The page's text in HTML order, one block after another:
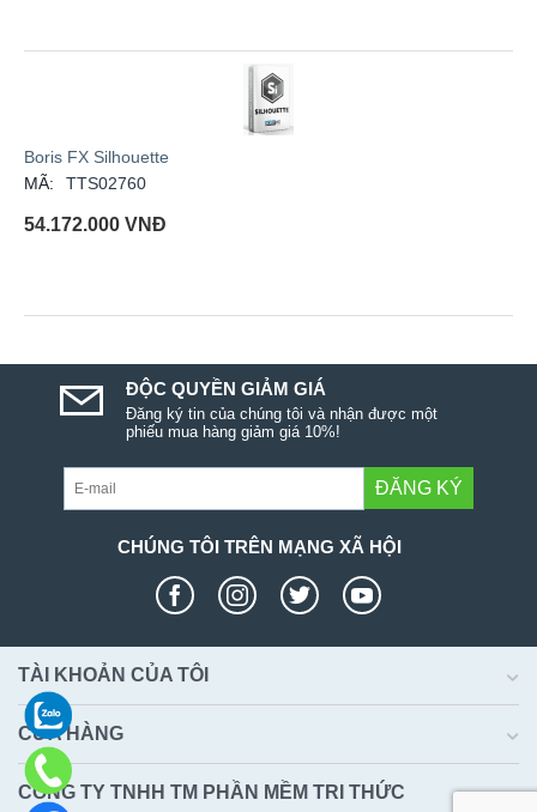
Boris FX Silhouette
MÃ:
TTS02760
54.172.000 VNĐ
ĐỘC QUYỀN GIẢM GIÁ
Đăng ký tin của chúng tôi và nhận được một
phiếu mua hàng giảm giá 10%!
ĐĂNG KÝ
CHÚNG TÔI TRÊN MẠNG XÃ HỘI
TÀI KHOẢN CỦA TÔI
CỬA HÀNG
CÔNG TY TNHH TM PHẦN MỀM TRI THỨC